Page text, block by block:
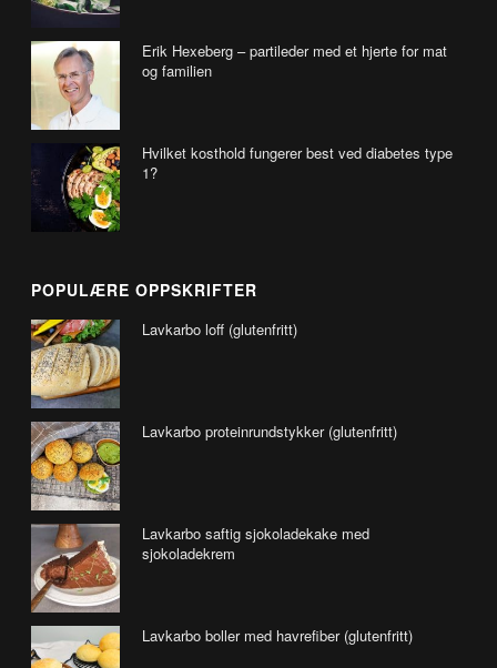
Erik Hexeberg – partileder med et hjerte for mat
og familien
Hvilket kosthold fungerer best ved diabetes type
1?
POPULÆRE OPPSKRIFTER
Lavkarbo loff (glutenfritt)
Lavkarbo proteinrundstykker (glutenfritt)
Lavkarbo saftig sjokoladekake med
sjokoladekrem
Lavkarbo boller med havrefiber (glutenfritt)